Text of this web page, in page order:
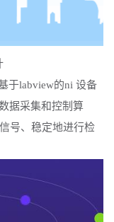
于labview的ni 设备
据采集和控制算
号、稳定地进行检